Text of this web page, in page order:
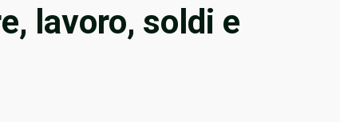
lavoro, soldi e